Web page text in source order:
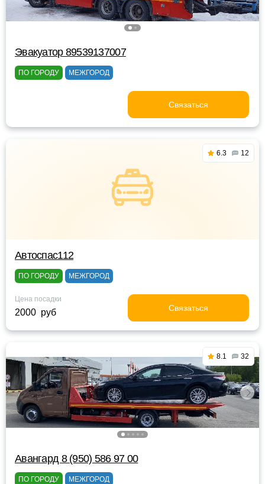
Эвакуатор 89539137007
ПО ГОРОДУ МЕЖГОРОД
Связаться
6.3 12
Автоспас112
ПО ГОРОДУ МЕЖГОРОД
Цена посадки
2000 руб Связаться
8.1 32
Авангард 8 (950) 586 97 00
ПО ГОРОДУ МЕЖГОРОД